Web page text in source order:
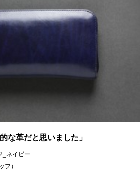
な革だと思いました」
ネイビー
フ）